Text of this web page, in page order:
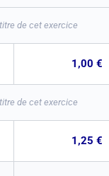
de cet exercice
1,00 €
de cet exercice
1,25 €